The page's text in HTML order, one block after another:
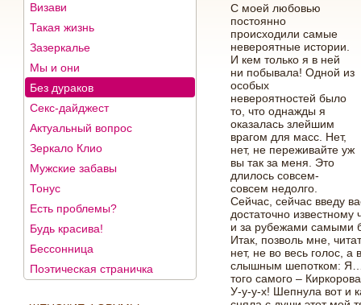
Визави
Такая жизнь
Зазеркалье
Мы и они
Без дураков
Секс-дайджест
Актуальный вопрос
Зеркало Клио
Мужские забавы
Тонус
Есть проблемы?
Будь красива!
Бессонница
Поэтическая страничка
С моей любовью
постоянно
происходили самые
невероятные истории.
И кем только я в ней
ни побывала! Одной из
особых
невероятностей было
то, что однажды я
оказалась злейшим
врагом для масс. Нет,
нет, не переживайте уж
вы так за меня. Это
длилось совсем-
совсем недолго.
Сейчас, сейчас введу
достаточно
и за рубежами самыми
Итак, позволь мне,
нет, не во весь голос,
слышным шепотком:
того самого –
У-у-у-х! Шепнула вот и